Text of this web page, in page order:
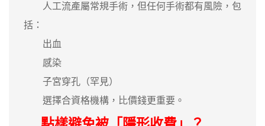
人工流產屬常規手術，但任何手術都有風險，包
括：
出血
感染
子宮穿孔（罕見）
選擇合資格機構，比價錢更重要。